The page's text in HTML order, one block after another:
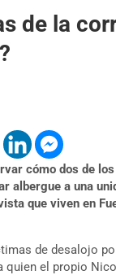
de la
cómo dos de
albergue a una
que viven en
de desalojo
quien el propio